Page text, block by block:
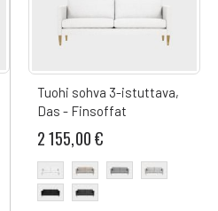
Tuohi sohva 3-istuttava,
Das - Finsoffat
2 155,00 €